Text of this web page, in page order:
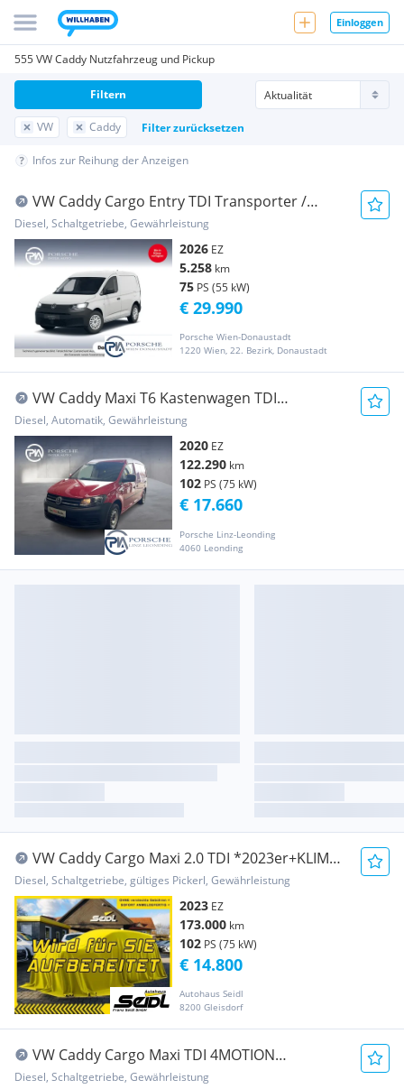
Einloggen
555 VW Caddy Nutzfahrzeug und Pickup
VW Caddy Filter zurücksetzen
Filtern
Infos zur Reihung der Anzeigen
VW Caddy Cargo Entry TDI Transporter /
Kastenwagen
Diesel, Schaltgetriebe, Gewährleistung
2026 EZ
5.258 km
75 PS (55 kW)
Porsche Wien-Donaustadt
1220 Wien, 22. Bezirk, Donaustadt
€ 29.990
VW Caddy Maxi T6 Kastenwagen TDI
Transporter / Kastenwagen
Diesel, Automatik, Gewährleistung
2020 EZ
122.290 km
102 PS (75 kW)
Porsche Linz-Leonding
4060 Leonding
€ 17.660
VW Caddy Cargo Maxi 2.0 TDI *2023er+KLIMA*
Transporter / Kastenwagen
Diesel, Schaltgetriebe, gültiges Pickerl, Gewährleistung
2023 EZ
173.000 km
102 PS (75 kW)
Autohaus Seidl
8200 Gleisdorf
€ 14.800
VW Caddy Cargo Maxi TDI 4MOTION
Transporter / Kastenwagen
Diesel, Schaltgetriebe, Gewährleistung